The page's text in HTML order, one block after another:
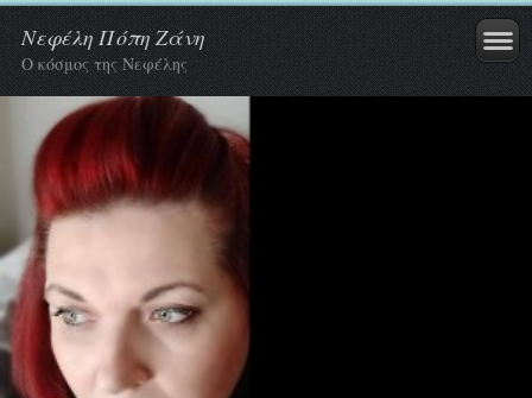
Νεφέλη Πόπη Ζάνη
Ο κόσμος της Νεφέλης